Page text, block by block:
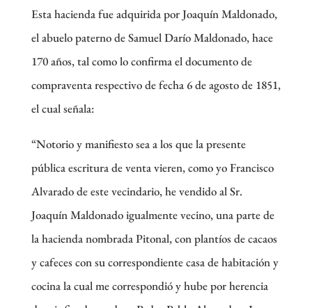
Esta hacienda fue adquirida por Joaquín Maldonado,
el abuelo paterno de Samuel Darío Maldonado, hace
170 años, tal como lo confirma el documento de
compraventa respectivo de fecha 6 de agosto de 1851,
el cual señala:
“Notorio y manifiesto sea a los que la presente
pública escritura de venta vieren, como yo Francisco
Alvarado de este vecindario, he vendido al Sr.
Joaquín Maldonado igualmente vecino, una parte de
la hacienda nombrada Pitonal, con plantíos de cacaos
y cafeces con su correspondiente casa de habitación y
cocina la cual me correspondió y hube por herencia